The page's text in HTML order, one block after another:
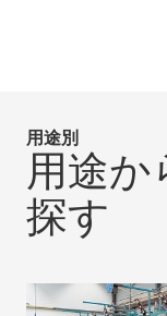
用途別
用途か
探す